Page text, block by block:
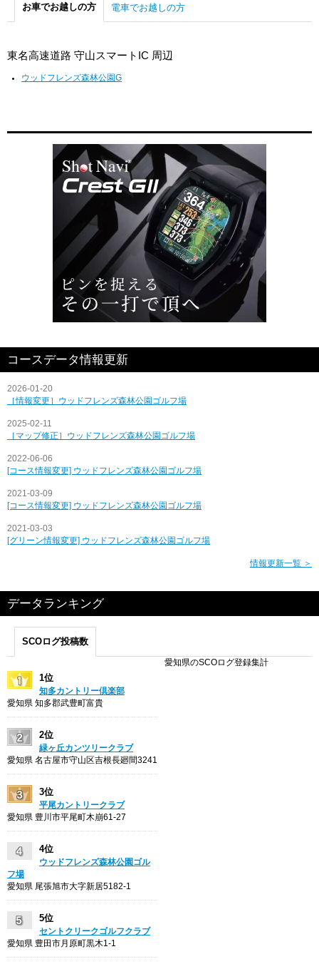
お車でお越しの方 電車でお越しの方
東名高速道路 守山スマートIC 周辺
ウッドフレンズ森林公園G
コースデータ情報更新
2026-01-20
［情報変更］ウッドフレンズ森林公園ゴルフ場
2025-02-11
［マップ修正］ウッドフレンズ森林公園ゴルフ場
2022-06-06
[コース情報変更] ウッドフレンズ森林公園ゴルフ場
2021-03-09
[コース情報変更] ウッドフレンズ森林公園ゴルフ場
2021-03-03
[グリーン情報変更] ウッドフレンズ森林公園ゴルフ場
情報更新一覧 ＞
データランキング
SCOログ投稿数
愛知県のSCOログ登録集計
1位
知多カントリー倶楽部
愛知県 知多郡武豊町富貴
2位
緑ヶ丘カンツリークラブ
愛知県 名古屋市守山区吉根長廻間3241
3位
平尾カントリークラブ
愛知県 豊川市平尾町木崩61-27
4位
ウッドフレンズ森林公園ゴル
フ場
愛知県 尾張旭市大字新居5182-1
5位
セントクリークゴルフクラブ
愛知県 豊田市月原町黒木1-1